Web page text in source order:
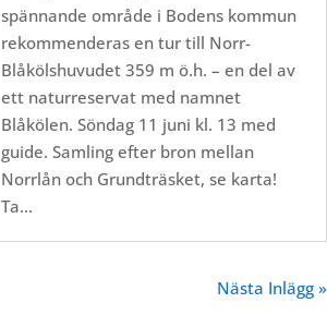
spännande område i Bodens kommun
rekommenderas en tur till Norr-
Blåkölshuvudet 359 m ö.h. – en del av
ett naturreservat med namnet
Blåkölen. Söndag 11 juni kl. 13 med
guide. Samling efter bron mellan
Norrlån och Grundträsket, se karta!
Ta...
Nästa Inlägg »